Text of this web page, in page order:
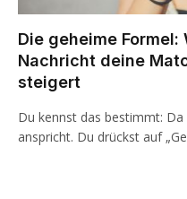
Die geheime
Nachricht deine
steigert
Du kennst das bestimmt:
anspricht. Du drückst auf